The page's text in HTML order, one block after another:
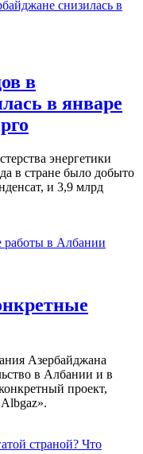
в
в январе
энергетики
в стране было добыто
и 3,9 млрд
Азербайджана
в Албании и в
проект,